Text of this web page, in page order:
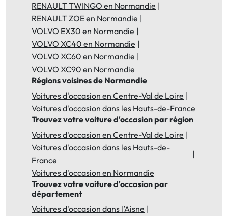
RENAULT TWINGO en Normandie
RENAULT ZOE en Normandie
VOLVO EX30 en Normandie
VOLVO XC40 en Normandie
VOLVO XC60 en Normandie
VOLVO XC90 en Normandie
Régions voisines de Normandie
Voitures d'occasion en Centre-Val de Loire
Voitures d'occasion dans les Hauts-de-France
Trouvez votre voiture d'occasion par région
Voitures d'occasion en Centre-Val de Loire
Voitures d'occasion dans les Hauts-de-
France
Voitures d'occasion en Normandie
Trouvez votre voiture d'occasion par
département
Voitures d'occasion dans l’Aisne